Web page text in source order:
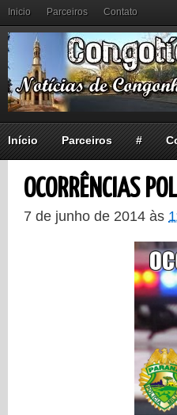
Inicio Parceiros Contato
Início Parceiros #
OCORRÊNCIAS
7 de junho de 2014 às